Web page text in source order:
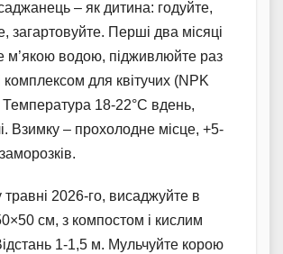
– як дитина: годуйте,
загартовуйте. Перші два місяці
м’якою водою, підживлюйте раз
комплексом для квітучих (NPK
18-22°C вдень,
Взимку – прохолодне місце, +5-
травні 2026-го, висаджуйте в
см, з компостом і кислим
1-1,5 м. Мульчуйте корою